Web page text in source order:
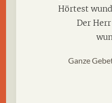
Hörtest
Der
Ganze